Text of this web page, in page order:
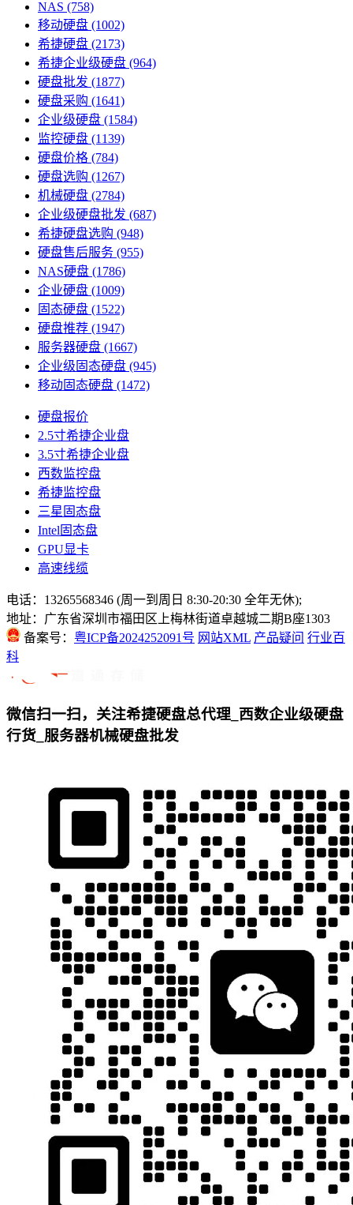
NAS (758)
移动硬盘 (1002)
希捷硬盘 (2173)
希捷企业级硬盘 (964)
硬盘批发 (1877)
硬盘采购 (1641)
企业级硬盘 (1584)
监控硬盘 (1139)
硬盘价格 (784)
硬盘选购 (1267)
机械硬盘 (2784)
企业级硬盘批发 (687)
希捷硬盘选购 (948)
硬盘售后服务 (955)
NAS硬盘 (1786)
企业硬盘 (1009)
固态硬盘 (1522)
硬盘推荐 (1947)
服务器硬盘 (1667)
企业级固态硬盘 (945)
移动固态硬盘 (1472)
硬盘报价
2.5寸希捷企业盘
3.5寸希捷企业盘
西数监控盘
希捷监控盘
三星固态盘
Intel固态盘
GPU显卡
高速线缆
电话：13265568346 (周一到周日 8:30-20:30 全年无休);
地址：广东省深圳市福田区上梅林街道卓越城二期B座1303
备案号： 粤ICP备2024252091号 网站XML 产品疑问 行业百
科
微信扫一扫，关注希捷硬盘总代理_西数企业级硬盘
行货_服务器机械硬盘批发